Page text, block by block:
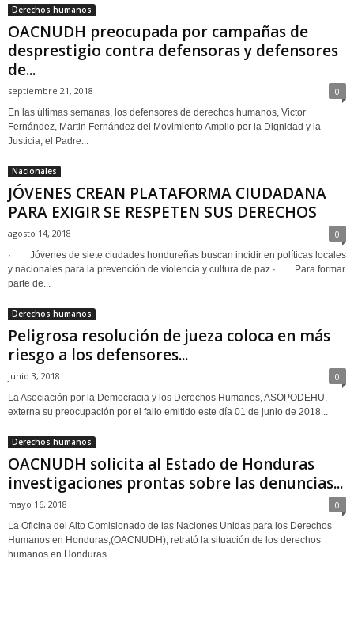
Derechos humanos
OACNUDH preocupada por campañas de
desprestigio contra defensoras y defensores
de...
septiembre 21, 2018 0
En las últimas semanas, los defensores de derechos humanos, Victor
Fernández, Martin Fernández del Movimiento Amplio por la Dignidad y la
Justicia, el Padre...
Nacionales
JÓVENES CREAN PLATAFORMA CIUDADANA
PARA EXIGIR SE RESPETEN SUS DERECHOS
agosto 14, 2018 0
· Jóvenes de siete ciudades hondureñas buscan incidir en políticas locales
y nacionales para la prevención de violencia y cultura de paz · Para formar
parte de...
Derechos humanos
Peligrosa resolución de jueza coloca en más
riesgo a los defensores...
junio 3, 2018 0
La Asociación por la Democracia y los Derechos Humanos, ASOPODEHU,
externa su preocupación por el fallo emitido este día 01 de junio de 2018...
Derechos humanos
OACNUDH solicita al Estado de Honduras
investigaciones prontas sobre las denuncias...
mayo 16, 2018 0
La Oficina del Alto Comisionado de las Naciones Unidas para los Derechos
Humanos en Honduras,(OACNUDH), retrató la situación de los derechos
humanos en Honduras...